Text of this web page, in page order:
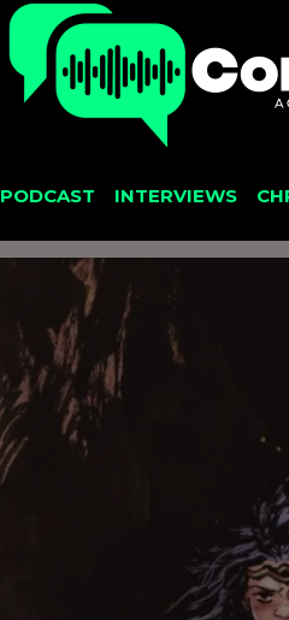
PODCAST INTERVIEWS